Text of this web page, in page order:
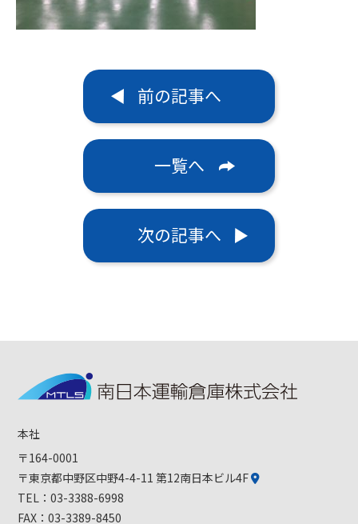
前の記事へ
一覧へ
次の記事へ
本社
〒164-0001
〒東京都中野区中野4-4-11 第12南日本ビル4F
TEL：03-3388-6998
FAX：03-3389-8450